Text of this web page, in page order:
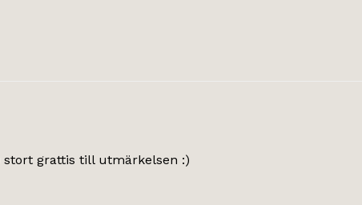
grattis till utmärkelsen :)